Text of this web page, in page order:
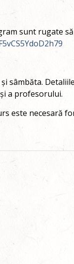
sunt rugate
sâmbăta.
a profesorului.
este necesară